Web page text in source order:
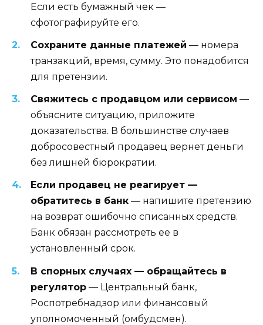
Если есть бумажный чек —
сфотографируйте его.
Сохраните данные платежей — номера
транзакций, время, сумму. Это понадобится
для претензии.
Свяжитесь с продавцом или сервисом —
объясните ситуацию, приложите
доказательства. В большинстве случаев
добросовестный продавец вернет деньги
без лишней бюрократии.
Если продавец не реагирует —
обратитесь в банк — напишите претензию
на возврат ошибочно списанных средств.
Банк обязан рассмотреть ее в
установленный срок.
В спорных случаях — обращайтесь в
регулятор — Центральный банк,
Роспотребнадзор или финансовый
уполномоченный (омбудсмен).